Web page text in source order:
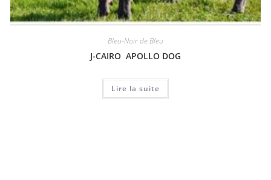
Bleu-Noir de Bleu
J-CAIRO APOLLO DOG
Lire la suite